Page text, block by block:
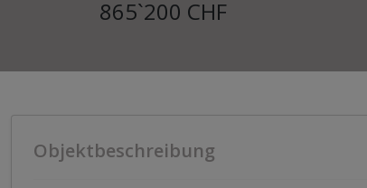
865`200 CHF
Objektbeschreibung